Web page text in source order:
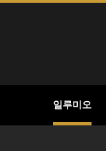
일루미오